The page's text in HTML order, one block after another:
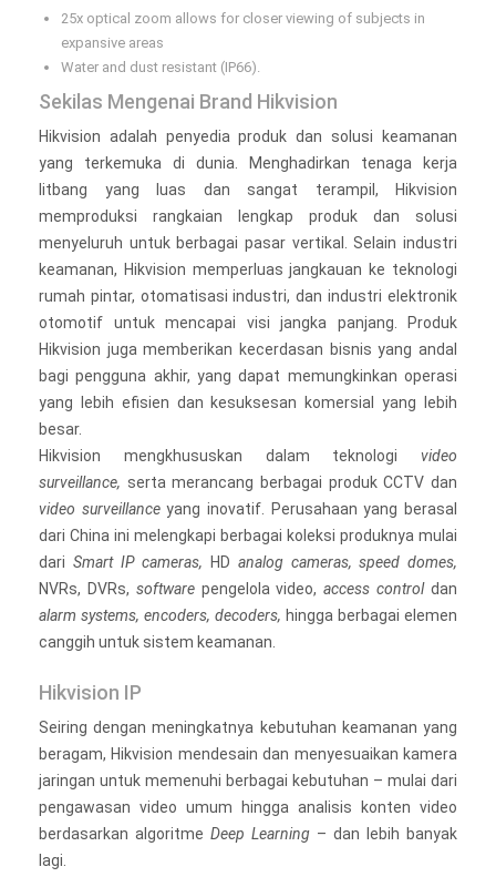
25x optical zoom allows for closer viewing of subjects in
expansive areas
Water and dust resistant (IP66).
Sekilas Mengenai Brand Hikvision
Hikvision adalah penyedia produk dan solusi keamanan
yang terkemuka di dunia. Menghadirkan tenaga kerja
litbang yang luas dan sangat terampil, Hikvision
memproduksi rangkaian lengkap produk dan solusi
menyeluruh untuk berbagai pasar vertikal. Selain industri
keamanan, Hikvision memperluas jangkauan ke teknologi
rumah pintar, otomatisasi industri, dan industri elektronik
otomotif untuk mencapai visi jangka panjang. Produk
Hikvision juga memberikan kecerdasan bisnis yang andal
bagi pengguna akhir, yang dapat memungkinkan operasi
yang lebih efisien dan kesuksesan komersial yang lebih
besar.
Hikvision mengkhususkan dalam teknologi video
surveillance, serta merancang berbagai produk CCTV dan
video surveillanceyang inovatif. Perusahaan yang berasal
dari China ini melengkapi berbagai koleksi produknya mulai
dari Smart IP cameras, HD analog cameras, speed domes,
NVRs, DVRs, softwarepengelola video,access controldan
alarm systems, encoders, decoders, hingga berbagai elemen
canggih untuk sistem keamanan.
Hikvision IP
Seiring dengan meningkatnya kebutuhan keamanan yang
beragam, Hikvision mendesain dan menyesuaikan kamera
jaringan untuk memenuhi berbagai kebutuhan – mulai dari
pengawasan video umum hingga analisis konten video
berdasarkan algoritme Deep Learning – dan lebih banyak
lagi.